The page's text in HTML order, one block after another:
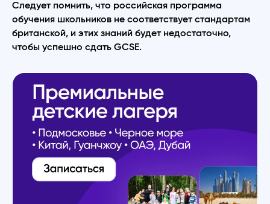
Следует помнить, что российская программа
обучения школьников не соответствует стандартам
британской, и этих знаний будет недостаточно,
чтобы успешно сдать GCSE.